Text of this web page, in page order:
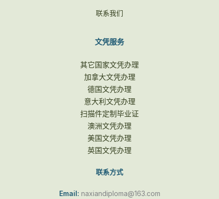
联系我们
文凭服务
其它国家文凭办理
加拿大文凭办理
德国文凭办理
意大利文凭办理
扫描件定制毕业证
澳洲文凭办理
美国文凭办理
英国文凭办理
联系方式
Email: naxiandiploma@163.com